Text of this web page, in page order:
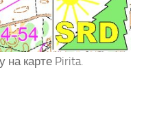
на карте Pirita.